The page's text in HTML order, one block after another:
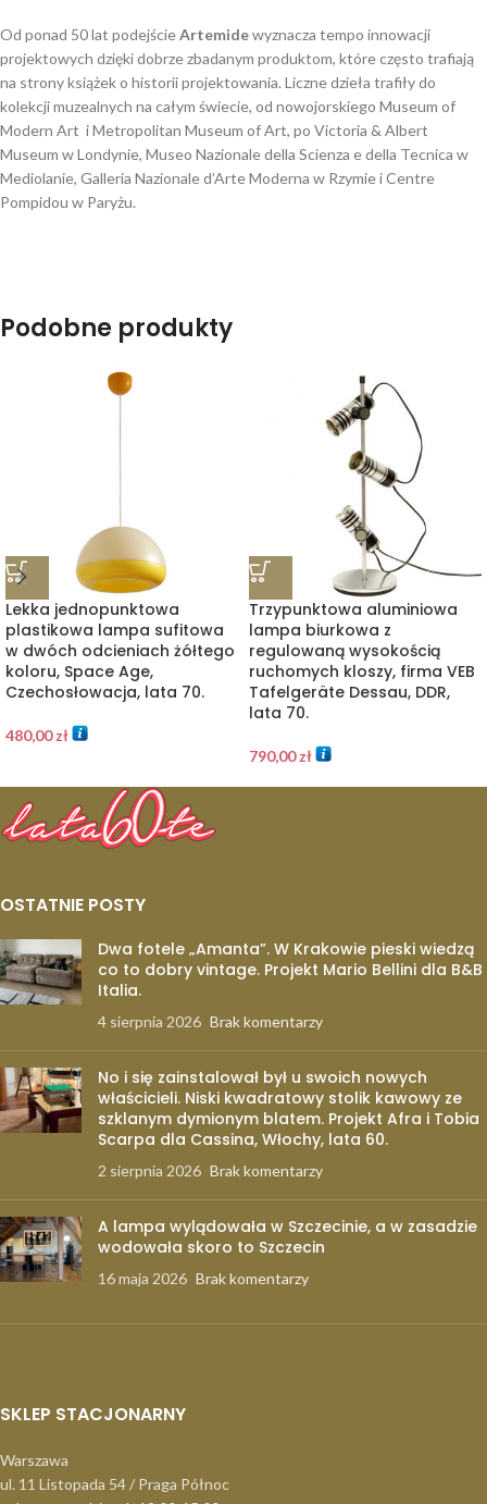
Od ponad 50 lat podejścieArtemidewyznacza tempo innowacji
projektowych dzięki dobrze zbadanym produktom, które często trafiają
na strony książek o historii projektowania. Liczne dzieła trafiły do ​​
kolekcji muzealnych na całym świecie, od nowojorskiego Museum of
Modern Art i Metropolitan Museum of Art, po Victoria & Albert
Museum w Londynie, Museo Nazionale della Scienza e della Tecnica w
Mediolanie, Galleria Nazionale d’Arte Moderna w Rzymie i Centre
Pompidou w Paryżu.
Podobne produkty
Lekka jednopunktowa
plastikowa lampa sufitowa
w dwóch odcieniach żółtego
koloru, Space Age,
Czechosłowacja, lata 70.
480,00zł
Trzypunktowa aluminiowa
lampa biurkowa z
regulowaną wysokością
ruchomych kloszy, firma VEB
Tafelgeräte Dessau, DDR,
lata 70.
790,00zł
OSTATNIE POSTY
Dwa fotele „Amanta”. W Krakowie pieski wiedzą
co to dobry vintage. Projekt Mario Bellini dla B&B
Italia.
4 sierpnia 2026 Brak komentarzy
No i się zainstalował był u swoich nowych
właścicieli. Niski kwadratowy stolik kawowy ze
szklanym dymionym blatem. Projekt Afra i Tobia
Scarpa dla Cassina, Włochy, lata 60.
2 sierpnia 2026 Brak komentarzy
A lampa wylądowała w Szczecinie, a w zasadzie
wodowała skoro to Szczecin
16 maja 2026 Brak komentarzy
SKLEP STACJONARNY
Warszawa
ul. 11 Listopada 54 / Praga Północ